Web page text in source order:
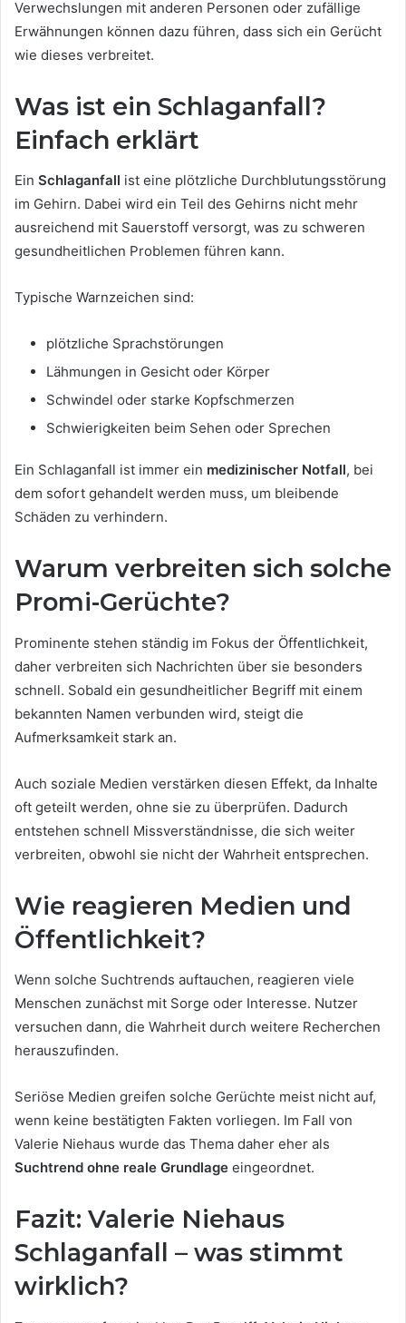
Verwechslungen mit anderen Personen oder zufällige
Erwähnungen können dazu führen, dass sich ein Gerücht
wie dieses verbreitet.
Was ist ein Schlaganfall?
Einfach erklärt
Ein Schlaganfall ist eine plötzliche Durchblutungsstörung
im Gehirn. Dabei wird ein Teil des Gehirns nicht mehr
ausreichend mit Sauerstoff versorgt, was zu schweren
gesundheitlichen Problemen führen kann.
Typische Warnzeichen sind:
plötzliche Sprachstörungen
Lähmungen in Gesicht oder Körper
Schwindel oder starke Kopfschmerzen
Schwierigkeiten beim Sehen oder Sprechen
Ein Schlaganfall ist immer ein medizinischer Notfall, bei
dem sofort gehandelt werden muss, um bleibende
Schäden zu verhindern.
Warum verbreiten sich solche
Promi-Gerüchte?
Prominente stehen ständig im Fokus der Öffentlichkeit,
daher verbreiten sich Nachrichten über sie besonders
schnell. Sobald ein gesundheitlicher Begriff mit einem
bekannten Namen verbunden wird, steigt die
Aufmerksamkeit stark an.
Auch soziale Medien verstärken diesen Effekt, da Inhalte
oft geteilt werden, ohne sie zu überprüfen. Dadurch
entstehen schnell Missverständnisse, die sich weiter
verbreiten, obwohl sie nicht der Wahrheit entsprechen.
Wie reagieren Medien und
Öffentlichkeit?
Wenn solche Suchtrends auftauchen, reagieren viele
Menschen zunächst mit Sorge oder Interesse. Nutzer
versuchen dann, die Wahrheit durch weitere Recherchen
herauszufinden.
Seriöse Medien greifen solche Gerüchte meist nicht auf,
wenn keine bestätigten Fakten vorliegen. Im Fall von
Valerie Niehaus wurde das Thema daher eher als
Suchtrend ohne reale Grundlage eingeordnet.
Fazit: Valerie Niehaus
Schlaganfall – was stimmt
wirklich?